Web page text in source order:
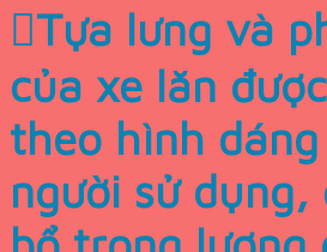
Tựa lưng và
của xe lăn
theo hình
người sử dụng,